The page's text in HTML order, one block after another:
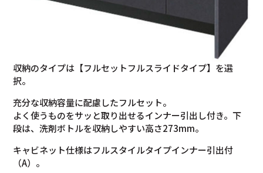
収納のタイプは【フルセットフルスライドタイプ】を選
択。
充分な収納容量に配慮したフルセット。
よく使うものをサッと取り出せるインナー引出し付き。下
段は、洗剤ボトルを収納しやすい高さ273mm。
キャビネット仕様はフルスタイルタイプインナー引出付
（A）。